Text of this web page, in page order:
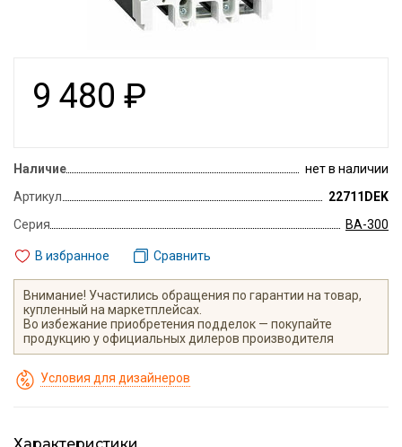
9 480 ₽
Наличие
нет в наличии
Артикул
22711DEK
Серия
ВА-300
В избранное Сравнить
Внимание! Участились обращения по гарантии на товар,
купленный на маркетплейсах.
Во избежание приобретения подделок — покупайте
продукцию у официальных дилеров производителя
Условия для дизайнеров